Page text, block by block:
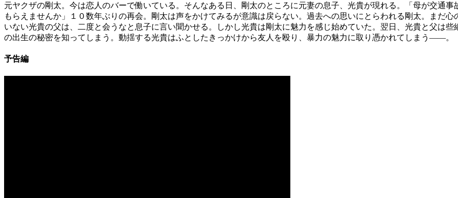
元ヤクザの剛太。今は恋人のバーで働いている。そんなある日、剛太のところに元妻の息子、光貴が現れる。「母が交通
もらえませんか」１０数年ぶりの再会。剛太は声をかけてみるが意識は戻らない。過去への思いにとらわれる剛太。まだ
いない光貴の父は、二度と会うなと息子に言い聞かせる。しかし光貴は剛太に魅力を感じ始めていた。翌日、光貴と父は
の出生の秘密を知ってしまう。動揺する光貴はふとしたきっかけから友人を殴り、暴力の魅力に取り憑かれてしまう——。
予告編